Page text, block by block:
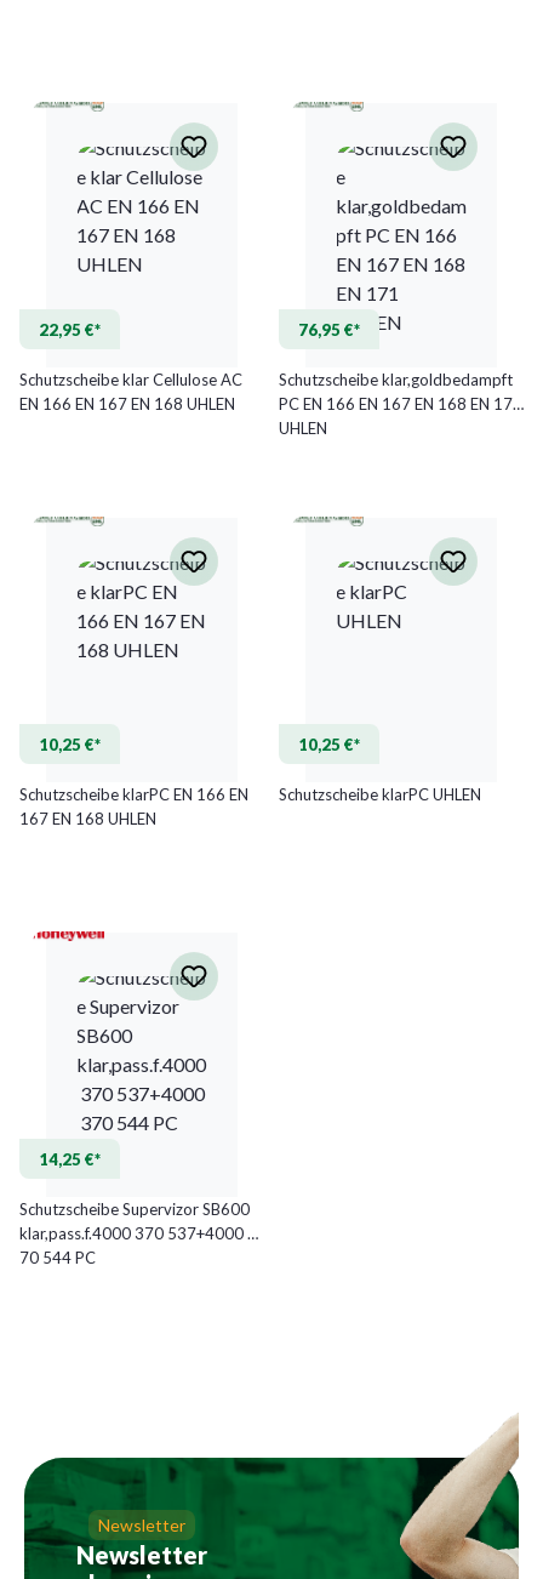
22,95 €*
Schutzscheibe klar Cellulose AC
EN 166 EN 167 EN 168 UHLEN
76,95 €*
Schutzscheibe klar,goldbedampft
PC EN 166 EN 167 EN 168 EN 171
UHLEN
10,25 €*
Schutzscheibe klarPC EN 166 EN
167 EN 168 UHLEN
10,25 €*
Schutzscheibe klarPC UHLEN
14,25 €*
Schutzscheibe Supervizor SB600
klar,pass.f.4000 370 537+4000 3
70 544 PC
Newsletter
Newsletter